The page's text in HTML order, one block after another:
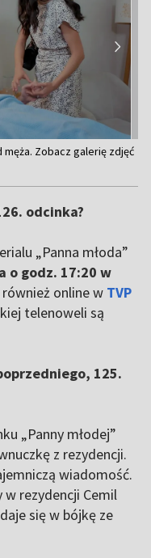
Zobacz galerię zdjęć
odcinka?
„Panna młoda”
o godz. 17:20 w
online w TVP
telenoweli są
125.
„Panny młodej”
z rezydencji.
wiadomość.
rezydencji Cemil
się w bójkę ze